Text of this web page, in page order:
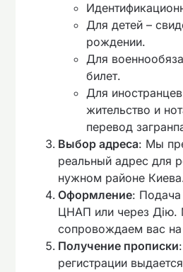
Для детей –
рождении.
Для
билет.
Для
жительство и
перевод
Выбор адреса: Мы
реальный адрес для
нужном районе
Оформление:
ЦНАП или через
сопровождаем вас
Получение прописки
регистрации